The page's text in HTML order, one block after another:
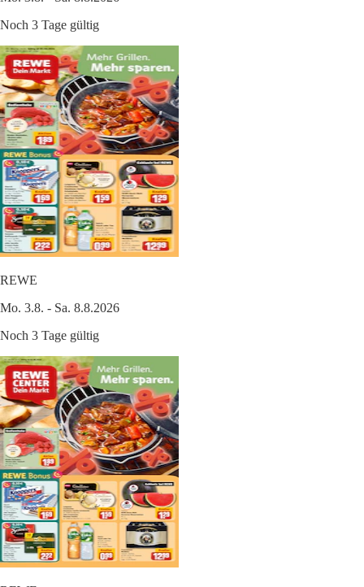
Noch 3 Tage gültig
REWE
Mo. 3.8. - Sa. 8.8.2026
Noch 3 Tage gültig